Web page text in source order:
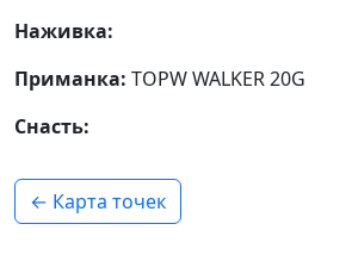
Наживка:
Приманка: TOPW WALKER 20G
Снасть:
← Карта точек